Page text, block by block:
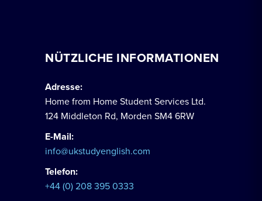
NÜTZLICHE INFORMATIONEN
Adresse:
Home from Home Student Services Ltd.
124 Middleton Rd, Morden SM4 6RW
E-Mail:
info@ukstudyenglish.com
Telefon:
+44 (0) 208 395 0333